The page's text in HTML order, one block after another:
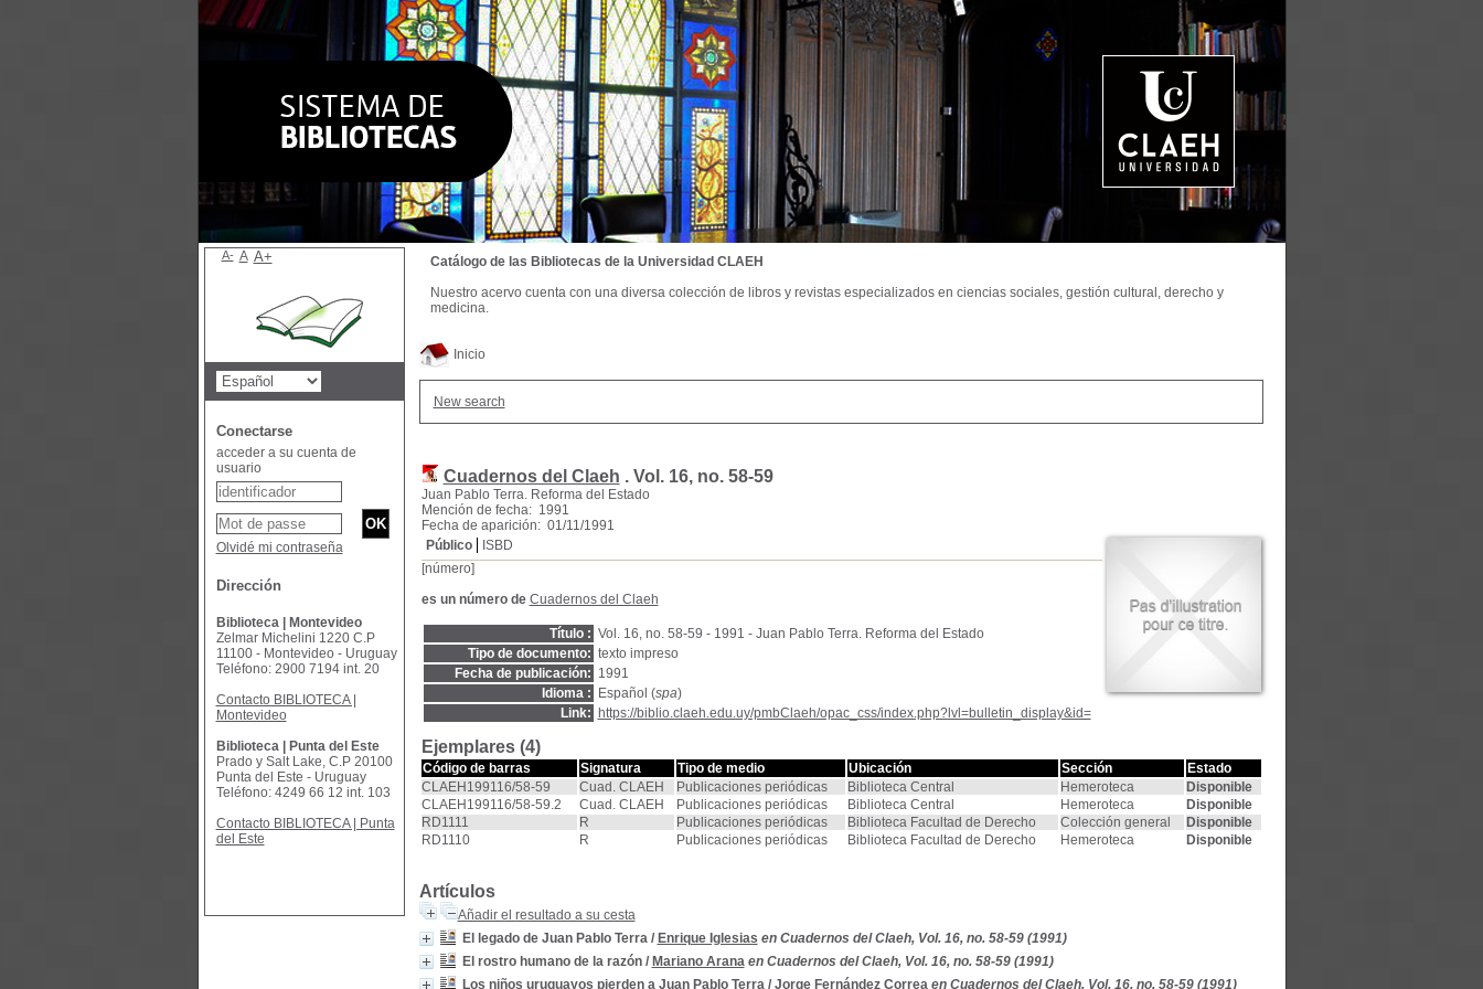
Inicio
New search
Cuadernos del Claeh . Vol. 16, no. 58-59
Juan Pablo Terra. Reforma del Estado
Mención de fecha: 1991
Fecha de aparición: 01/11/1991
Público
ISBD
[número]
es un número de Cuadernos del Claeh
Título : Vol. 16, no. 58-59 - 1991 - Juan Pablo Terra. Reforma del Estado
Tipo de documento: texto impreso
Fecha de publicación: 1991
Idioma :
Español (spa)
Link:
https://biblio.claeh.edu.uy/pmbClaeh/opac_css/index.php?lvl=bulletin_display&id=
Ejemplares (4)
Código de barras Signatura Tipo de medio Ubicación Sección
Estado
CLAEH199116/58-59
Cuad. CLAEH Publicaciones periódicas Biblioteca Central Hemeroteca
Disponible
CLAEH199116/58-59.2
Cuad. CLAEH Publicaciones periódicas Biblioteca Central Hemeroteca
Disponible
RD1111
R Publicaciones periódicas Biblioteca Facultad de Derecho Colección general
Disponible
RD1110
R Publicaciones periódicas Biblioteca Facultad de Derecho Hemeroteca Disponible
Artículos
Añadir el resultado a su cesta
El legado de Juan Pablo Terra/ Enrique Iglesias en Cuadernos del Claeh, Vol. 16, no. 58-59 (1991)
El rostro humano de la razón/ Mariano Arana en Cuadernos del Claeh, Vol. 16, no. 58-59 (1991)
Los niños uruguayos pierden a Juan Pablo Terra/ Jorge Fernández Correa en Cuadernos del Claeh, Vol. 16, no. 58-59 (1991)
Catálogo de las Bibliotecas de la Universidad CLAEH
Nuestro acervo cuenta con una diversa colección de libros y revistas especializados en ciencias sociales, gestión cultural, derecho y
medicina.
A- A A+
Conectarse
acceder a su cuenta de
usuario
Olvidé mi contraseña
Dirección
Biblioteca | Montevideo
Zelmar Michelini 1220 C.P
11100 - Montevideo - Uruguay
Teléfono: 2900 7194 int. 20
Contacto BIBLIOTECA |
Montevideo
Biblioteca | Punta del Este
Prado y Salt Lake, C.P 20100
Punta del Este - Uruguay
Teléfono: 4249 66 12 int. 103
Contacto BIBLIOTECA | Punta
del Este